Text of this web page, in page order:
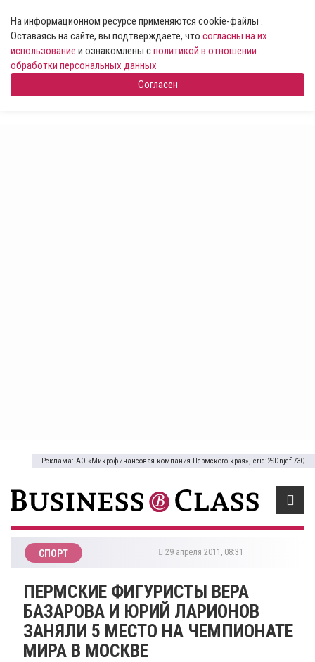
На информационном ресурсе применяются cookie-файлы .
Оставаясь на сайте, вы подтверждаете, что согласны на их
использование и ознакомлены сполитикой в отношении
обработки персональных данных
Согласен
Реклама: АО «Микрофинансовая компания Пермского края», erid:2SDnjcfi73Q
СПОРТ 29 апреля 2011, 08:31
ПЕРМСКИЕ ФИГУРИСТЫ ВЕРА
БАЗАРОВА И ЮРИЙ ЛАРИОНОВ
ЗАНЯЛИ 5 МЕСТО НА ЧЕМПИОНАТЕ
МИРА В МОСКВЕ